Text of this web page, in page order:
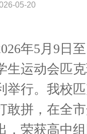
05-20
年5月9日
生运动会匹
举行。我校
敢拼，在全
，荣获高中